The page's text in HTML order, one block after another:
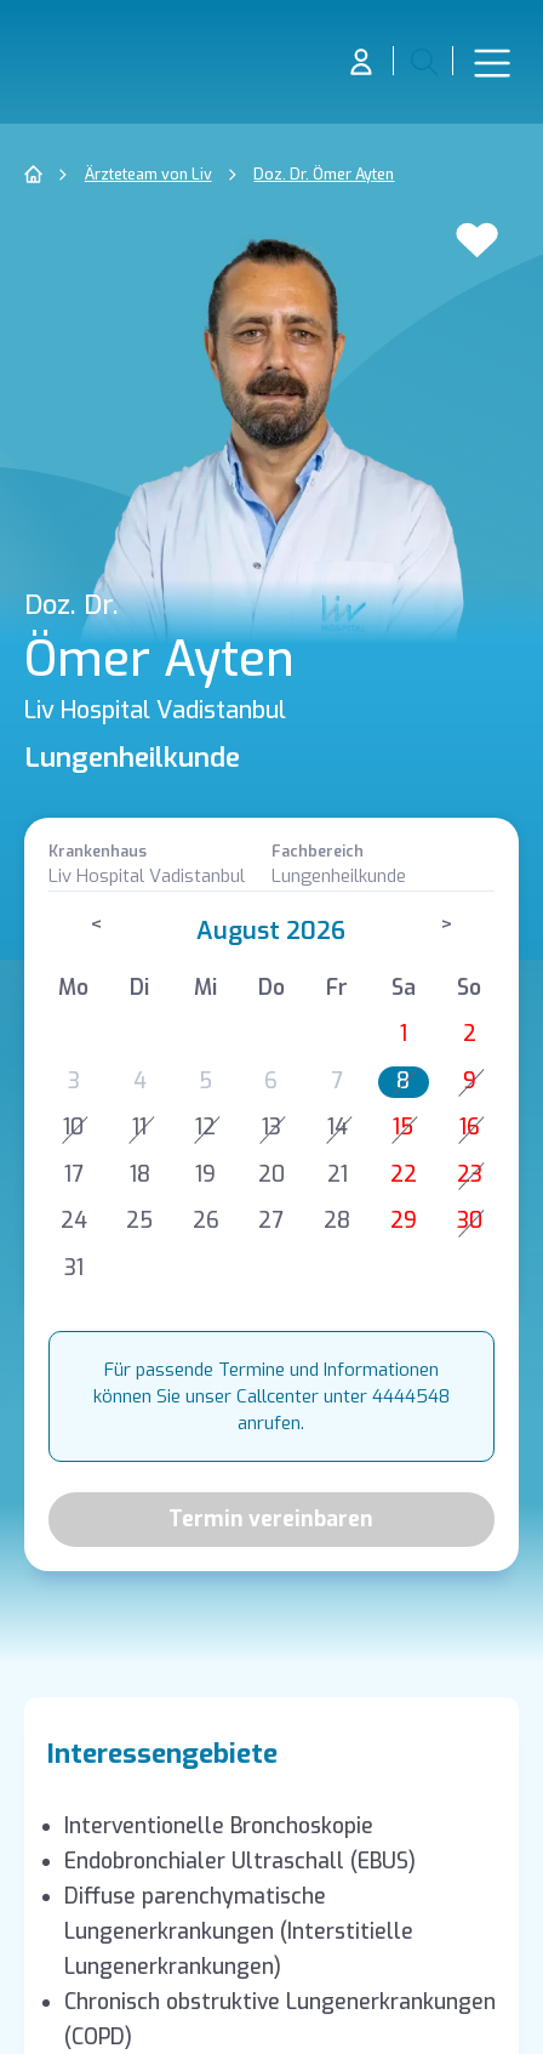
Ärzteteam von Liv Doz. Dr. Ömer Ayten
Doz. Dr.
Ömer Ayten
Liv Hospital Vadistanbul
Lungenheilkunde
Krankenhaus
Liv Hospital Vadistanbul
Fachbereich
Lungenheilkunde
< August 2026 >
Mo Di Mi Do Fr Sa
So
1
2
3
4 5 6 7 8
9
10
11 12 13 14 15
16
17
18 19 20 21 22
23
24
25 26 27 28 29
30
31
Für passende Termine und Informationen
können Sie unser Callcenter unter 4444548
anrufen.
Termin vereinbaren
Interessengebiete
Interventionelle Bronchoskopie
Endobronchialer Ultraschall (EBUS)
Diffuse parenchymatische
Lungenerkrankungen (Interstitielle
Lungenerkrankungen)
Chronisch obstruktive Lungenerkrankungen
(COPD)